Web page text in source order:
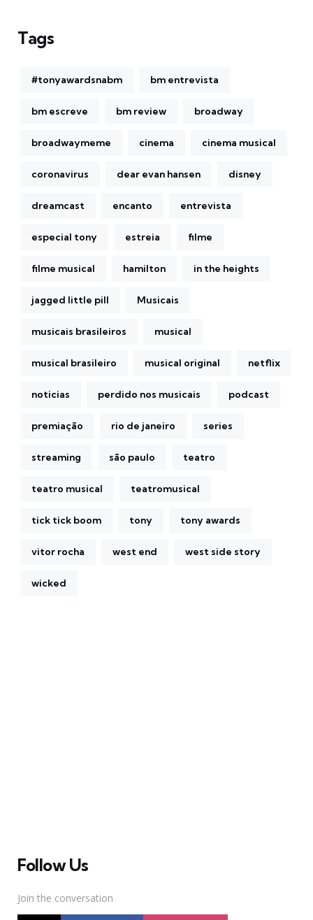
Tags
#tonyawardsnabm bm entrevista
bm escreve bm review broadway
broadwaymeme cinema cinema musical
coronavirus dear evan hansen disney
dreamcast encanto entrevista
especial tony estreia filme
filme musical hamilton in the heights
jagged little pill Musicais
musicais brasileiros musical
musical brasileiro musical original netflix
noticias perdido nos musicais podcast
premiação rio de janeiro series
streaming são paulo teatro
teatro musical teatromusical
tick tick boom tony tony awards
vitor rocha west end west side story
wicked
Follow Us
Join the conversation